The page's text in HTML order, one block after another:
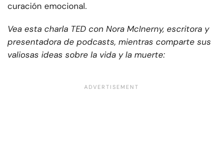
curación emocional.
Vea esta charla TED con Nora McInerny, escritora y
presentadora de podcasts, mientras comparte sus
valiosas ideas sobre la vida y la muerte: